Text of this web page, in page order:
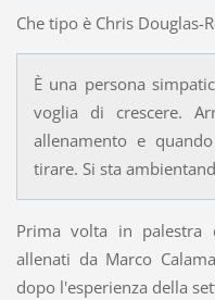
Che tipo è Chris Douglas-
È una persona
voglia di crescere.
allenamento e
tirare. Si sta
Prima volta in palestra
allenati da Marco
dopo l'esperienza della